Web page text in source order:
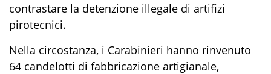
contrastare la detenzione illegale di artifizi
pirotecnici.
Nella circostanza, i Carabinieri hanno rinvenuto
64 candelotti di fabbricazione artigianale,